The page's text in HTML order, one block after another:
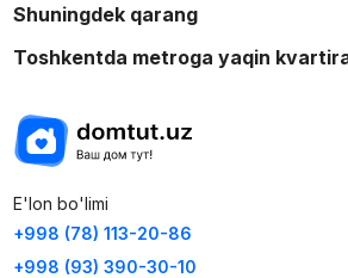
Shuningdek qarang
Toshkentda metroga yaqin
E'lon bo'limi
+998 (78) 113-20-86
+998 (93) 390-30-10